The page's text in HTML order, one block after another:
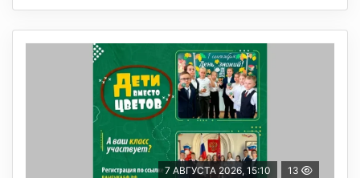
7 АВГУСТА 2026, 15:10 13